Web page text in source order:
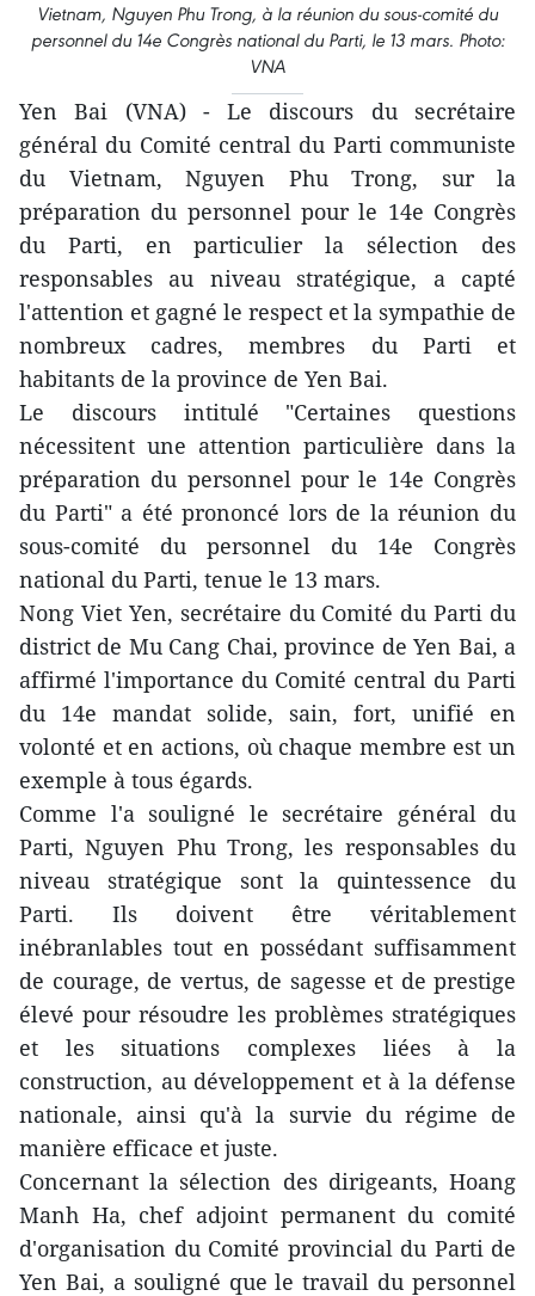
Vietnam, Nguyen Phu Trong, à la réunion du sous-comité du
personnel du 14e Congrès national du Parti, le 13 mars. Photo:
VNA
Yen Bai (VNA) - Le discours du secrétaire
général du Comité central du Parti communiste
du Vietnam, Nguyen Phu Trong, sur la
préparation du personnel pour le 14e Congrès
du Parti, en particulier la sélection des
responsables au niveau stratégique, a capté
l'attention et gagné le respect et la sympathie de
nombreux cadres, membres du Parti et
habitants de la province de Yen Bai.
Le discours intitulé "Certaines questions
nécessitent une attention particulière dans la
préparation du personnel pour le 14e Congrès
du Parti" a été prononcé lors de la réunion du
sous-comité du personnel du 14e Congrès
national du Parti, tenue le 13 mars.
Nong Viet Yen, secrétaire du Comité du Parti du
district de Mu Cang Chai, province de Yen Bai, a
affirmé l'importance du Comité central du Parti
du 14e mandat solide, sain, fort, unifié en
volonté et en actions, où chaque membre est un
exemple à tous égards.
Comme l'a souligné le secrétaire général du
Parti, Nguyen Phu Trong, les responsables du
niveau stratégique sont la quintessence du
Parti. Ils doivent être véritablement
inébranlables tout en possédant suffisamment
de courage, de vertus, de sagesse et de prestige
élevé pour résoudre les problèmes stratégiques
et les situations complexes liées à la
construction, au développement et à la défense
nationale, ainsi qu'à la survie du régime de
manière efficace et juste.
Concernant la sélection des dirigeants, Hoang
Manh Ha, chef adjoint permanent du comité
d'organisation du Comité provincial du Parti de
Yen Bai, a souligné que le travail du personnel